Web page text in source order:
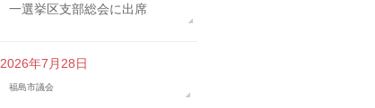
一選挙区支部総会に出席
2026年7月28日
福島市議会